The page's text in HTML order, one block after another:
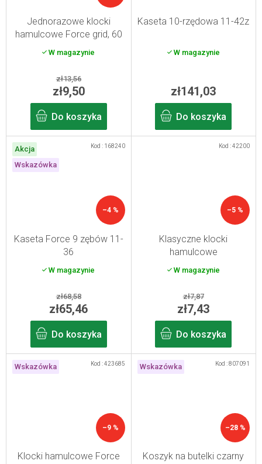
Jednorazowe klocki
hamulcowe Force grid, 60
W magazynie
zł13,56
zł9,50
Do koszyka
Kaseta 10-rzędowa 11-42z
W magazynie
zł141,03
Do koszyka
Akcja
Wskazówka
–4 %
Kaseta Force 9 zębów 11-
36
W magazynie
zł68,58
zł65,46
Do koszyka
Kod : 168240
–5 %
Klasyczne klocki
hamulcowe
W magazynie
zł7,87
zł7,43
Do koszyka
Kod :42200
Wskazówka
–9 %
Klocki hamulcowe Force
Kod :423685 Wskazówka
–28 %
Koszyk na butelki czarny
Kod :807091